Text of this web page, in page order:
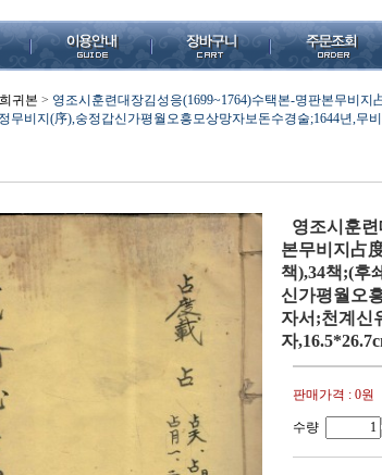
희귀본 > 영조시훈련대장김성응(1699~1764)수택본-명판본무비지
무비지(序),숭정갑신가평월오흥모상망자보돈수경술;1644년,무
영조시훈련
본무비지占
책),34책;(후
신가평월오
자서;천계신
자
판매가격 : 0원
수량